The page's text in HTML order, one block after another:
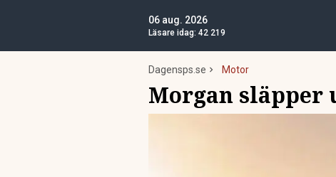
06 aug. 2026
Läsare idag: 42 219
Dagensps.se Motor
Morgan